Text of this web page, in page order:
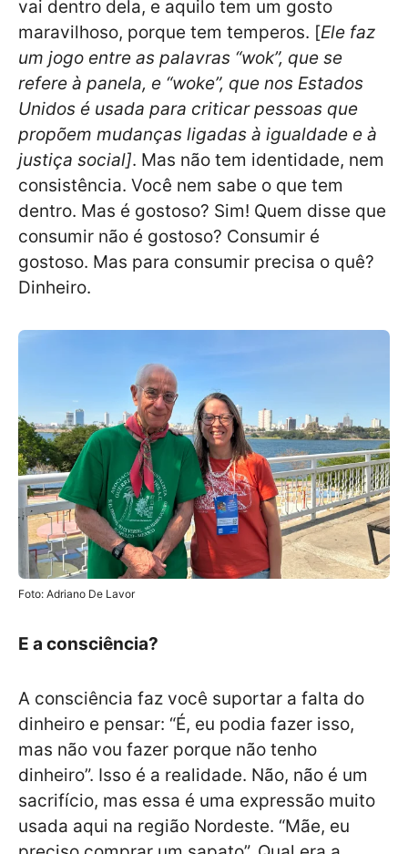
vai dentro dela, e aquilo tem um gosto
maravilhoso, porque tem temperos. [Ele faz
um jogo entre as palavras “wok”, que se
refere à panela, e “woke”, que nos Estados
Unidos é usada para criticar pessoas que
propõem mudanças ligadas à igualdade e à
justiça social]. Mas não tem identidade, nem
consistência. Você nem sabe o que tem
dentro. Mas é gostoso? Sim! Quem disse que
consumir não é gostoso? Consumir é
gostoso. Mas para consumir precisa o quê?
Dinheiro.
Foto: Adriano De Lavor
E a consciência?
A consciência faz você suportar a falta do
dinheiro e pensar: “É, eu podia fazer isso,
mas não vou fazer porque não tenho
dinheiro”. Isso é a realidade. Não, não é um
sacrifício, mas essa é uma expressão muito
usada aqui na região Nordeste. “Mãe, eu